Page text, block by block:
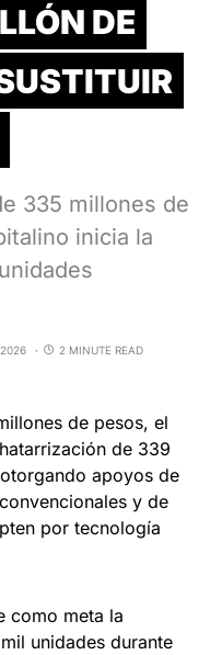
DE
335 millones de
inicia la
2026 2 MINUTE READ
de pesos, el
de 339
apoyos de
y de
por tecnología
como meta la
unidades durante